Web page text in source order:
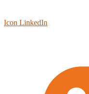
Icon LinkedIn